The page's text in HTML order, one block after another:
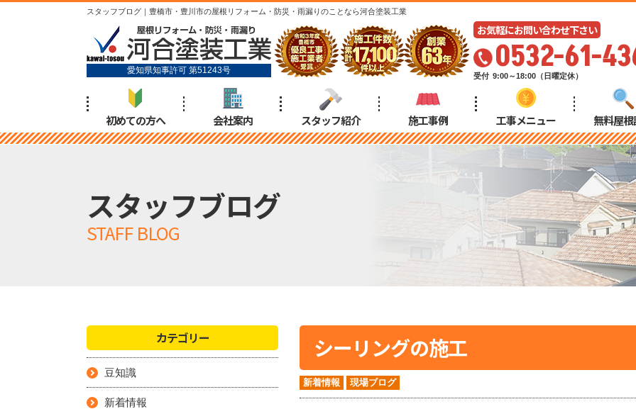
スタッフブログ｜豊橋市・豊川市の屋根リフォーム・防災・雨漏りのことなら河合塗装工業
愛知県知事許可 第51243号
お気軽にお問い合わせ下さい
0532-61-
受付 9:00～18:00（日曜定休）
初めての方へ 会社案内 スタッフ紹介 施工事例 工事メニュー 無料屋
スタッフブログ
STAFF BLOG
シーリングの施工
新着情報 現場ブログ
カテゴリー
豆知識
新着情報